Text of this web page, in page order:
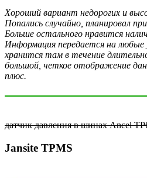
Хороший вариант недорогих и
Попались случайно, планировал
Больше остального нравится
Информация передается на
хранится там в течение
большой, четкое отображение
плюс.
датчик давления в шинах Ancel
Jansite TPMS